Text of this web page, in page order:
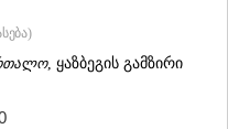
)
, ყაზბეგის გამზირი